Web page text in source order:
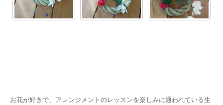
お花が好きで、アレンジメントのレッスンを楽しみに通われている生